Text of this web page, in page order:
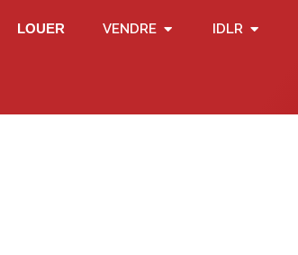
LOUER VENDRE IDLR